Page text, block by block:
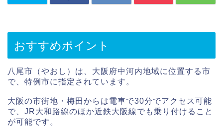
おすすめポイント
八尾市（やおし）は、大阪府中河内地域に位置する市
で、特例市に指定されています。
大阪の市街地・梅田からは電車で30分でアクセス可能
で、JR大和路線のほか近鉄大阪線でも乗り付けること
が可能です。